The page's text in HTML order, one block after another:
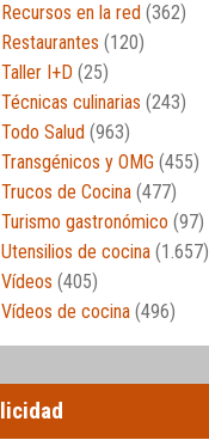
Recursos en la red (362)
Restaurantes (120)
Taller I+D (25)
Técnicas culinarias (243)
Todo Salud (963)
Transgénicos y OMG (455)
Trucos de Cocina (477)
Turismo gastronómico (97)
Utensilios de cocina (1.657)
Vídeos (405)
Vídeos de cocina (496)